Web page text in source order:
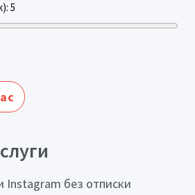
5
Instagram без отписки